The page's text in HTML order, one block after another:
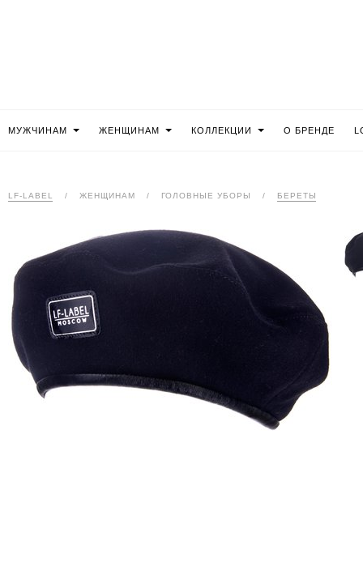
МУЖЧИНАМ ЖЕНЩИНАМ КОЛЛЕКЦИИ О БРЕНДЕ
LF-LABEL / ЖЕНЩИНАМ / ГОЛОВНЫЕ УБОРЫ / БЕРЕТЫ